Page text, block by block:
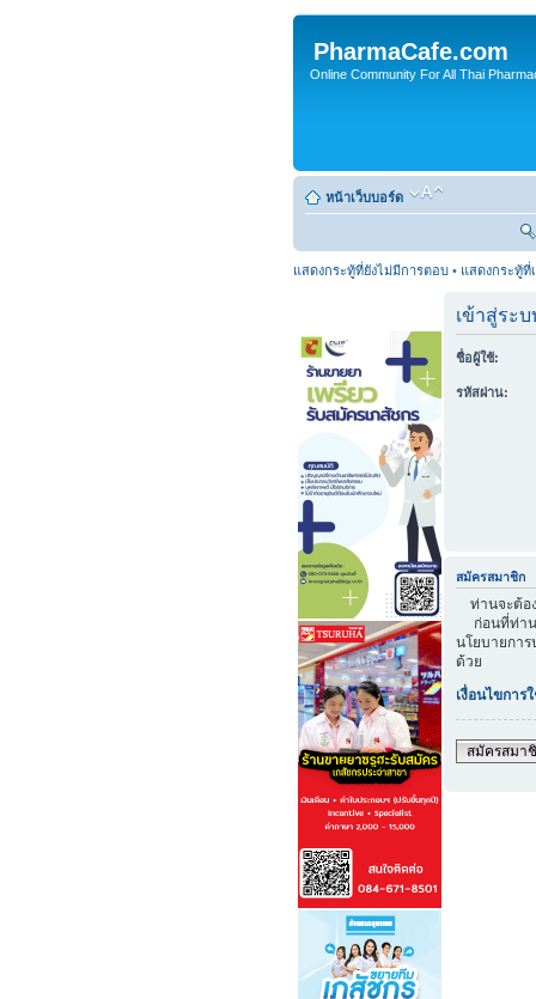
PharmaCafe.com
Online Community For All Thai
หน้าเว็บบอร์ด
แสดงกระทู้ที่ยังไม่มีการตอบ • แสดงกระทู้ที่
เข้าสู่ระบ
ชื่อผู้ใช้:
รหัสผ่าน:
สมัครสมาชิก
ท่านจะต้อ
ก่อนที่ท่าน
นโยบายกา
ด้วย
เงื่อนไขการ
สมัครสมา